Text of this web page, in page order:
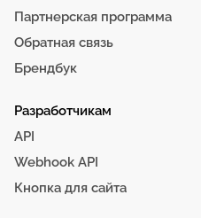
Партнерская программа
Обратная связь
Брендбук
Разработчикам
API
Webhook API
Кнопка для сайта